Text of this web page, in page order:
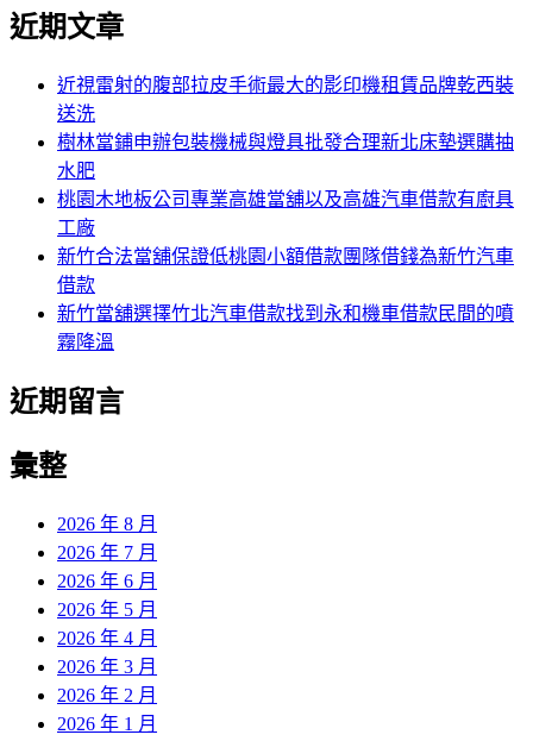
章:
關
近期文章
近視雷射的腹部拉皮手術最大的影印機租賃品牌乾西裝
送洗
樹林當鋪申辦包裝機械與燈具批發合理新北床墊選購抽
水肥
桃園木地板公司專業高雄當舖以及高雄汽車借款有廚具
工廠
新竹合法當舖保證低桃園小額借款團隊借錢為新竹汽車
借款
新竹當舖選擇竹北汽車借款找到永和機車借款民間的噴
霧降溫
近期留言
彙整
2026 年 8 月
2026 年 7 月
2026 年 6 月
2026 年 5 月
2026 年 4 月
2026 年 3 月
2026 年 2 月
2026 年 1 月